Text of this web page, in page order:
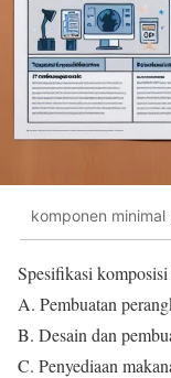
komponen
Spesifikasi
A. Pembuatan
B. Desain dan
C. Penyediaan